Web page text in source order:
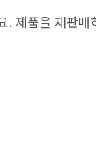
제품을 재판